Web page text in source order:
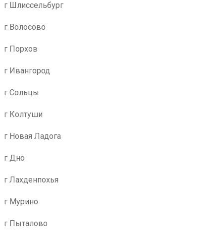
г Шлиссельбург
г Волосово
г Порхов
г Ивангород
г Сольцы
г Колтуши
г Новая Ладога
г Дно
г Лахденпохья
г Мурино
г Пыталово